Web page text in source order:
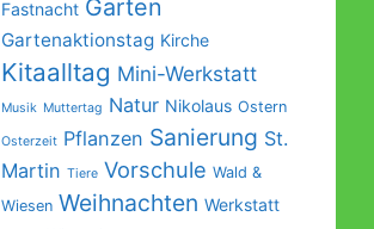
Fastnacht Garten
Gartenaktionstag Kirche
Kitaalltag Mini-Werkstatt
Musik Muttertag Natur Nikolaus Ostern
Osterzeit Pflanzen Sanierung St.
Martin Tiere Vorschule Wald &
Wiesen Weihnachten Werkstatt